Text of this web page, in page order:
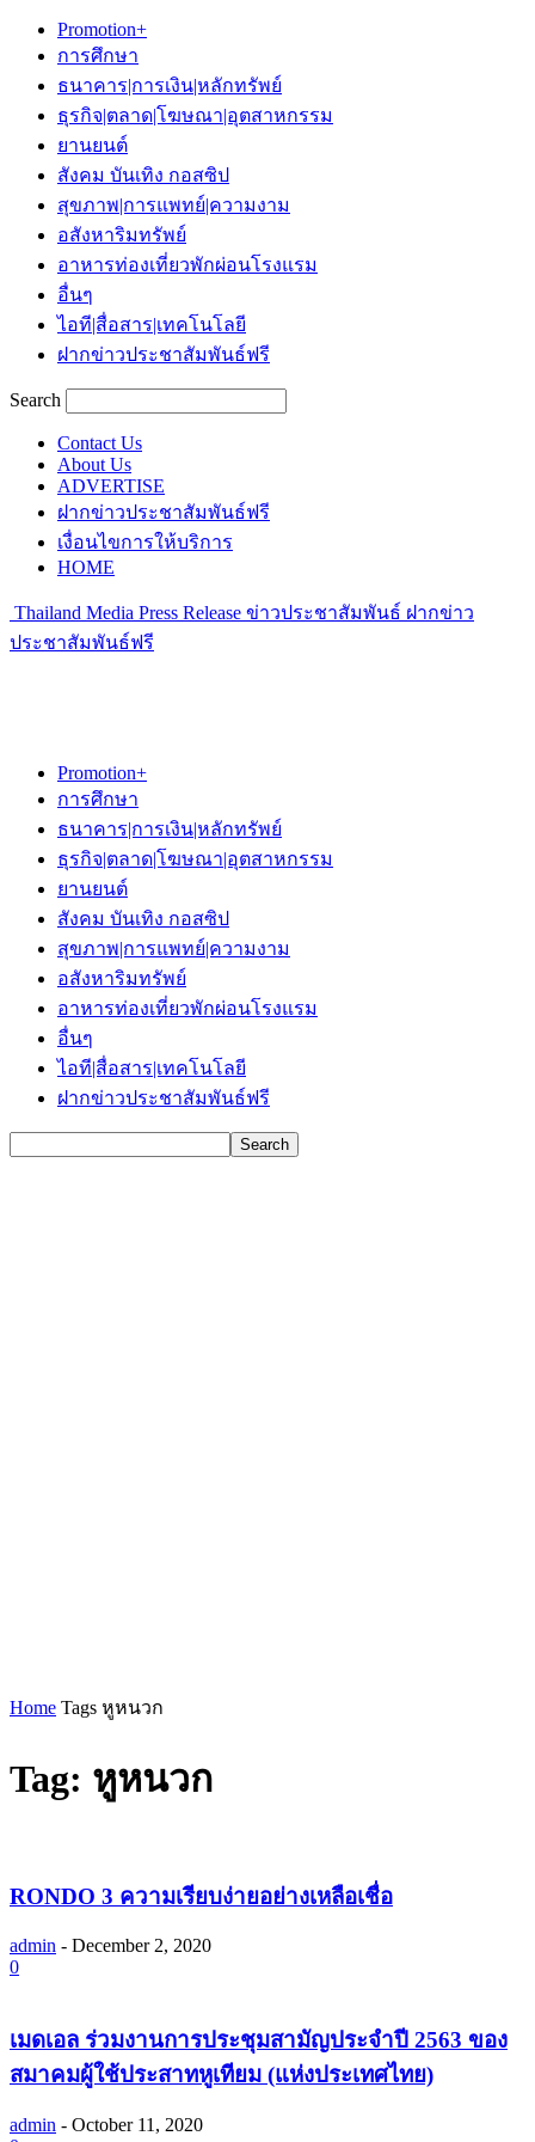
Promotion+
การศึกษา
ธนาคาร|การเงิน|หลักทรัพย์
ธุรกิจ|ตลาด|โฆษณา|อุตสาหกรรม
ยานยนต์
สังคม บันเทิง กอสซิป
สุขภาพ|การแพทย์|ความงาม
อสังหาริมทรัพย์
อาหารท่องเที่ยวพักผ่อนโรงแรม
อื่นๆ
ไอที|สื่อสาร|เทคโนโลยี
ฝากข่าวประชาสัมพันธ์ฟรี
Search
Contact Us
About Us
ADVERTISE
ฝากข่าวประชาสัมพันธ์ฟรี
เงื่อนไขการให้บริการ
HOME
Thailand Media Press Release ข่าวประชาสัมพันธ์ ฝากข่าว
ประชาสัมพันธ์ฟรี
Promotion+
การศึกษา
ธนาคาร|การเงิน|หลักทรัพย์
ธุรกิจ|ตลาด|โฆษณา|อุตสาหกรรม
ยานยนต์
สังคม บันเทิง กอสซิป
สุขภาพ|การแพทย์|ความงาม
อสังหาริมทรัพย์
อาหารท่องเที่ยวพักผ่อนโรงแรม
อื่นๆ
ไอที|สื่อสาร|เทคโนโลยี
ฝากข่าวประชาสัมพันธ์ฟรี
Home Tags หูหนวก
Tag: หูหนวก
RONDO 3 ความเรียบง่ายอย่างเหลือเชื่อ
admin - December 2, 2020
0
เมดเอล ร่วมงานการประชุมสามัญประจำปี 2563 ของ
สมาคมผู้ใช้ประสาทหูเทียม (แห่งประเทศไทย)
admin - October 11, 2020